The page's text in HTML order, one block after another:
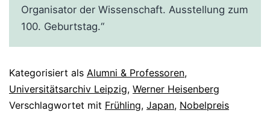
Organisator der Wissenschaft. Ausstellung zum
100. Geburtstag.“
Kategorisiert als Alumni & Professoren,
Universitätsarchiv Leipzig, Werner Heisenberg
Verschlagwortet mit Frühling, Japan, Nobelpreis